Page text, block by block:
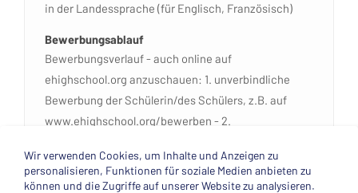
in der Landessprache (für Englisch, Französisch)
Bewerbungsablauf
Bewerbungsverlauf - auch online auf
ehighschool.org anzuschauen: 1. unverbindliche
Bewerbung der Schülerin/des Schülers, z.B. auf
www.ehighschool.org/bewerben - 2.
Schüler und den Eltern; Terminvereinbarung online
auf www.ehighschool.org/sprechen - 3. Angebot der
Wir verwenden Cookies, um Inhalte und Anzeigen zu
personalisieren, Funktionen für soziale Medien anbieten zu
können und die Zugriffe auf unserer Website zu analysieren.